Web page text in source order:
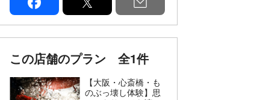
この店舗のプラン 全1件
【大阪・心斎橋・も
のぶっ壊し体験】思